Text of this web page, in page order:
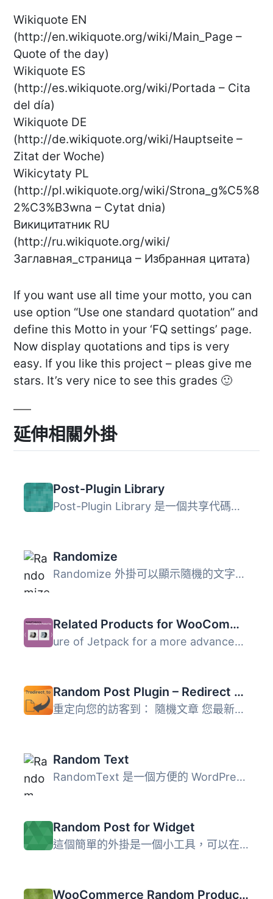
Wikiquote EN
(http://en.wikiquote.org/wiki/Main_Page –
Quote of the day)
Wikiquote ES
(http://es.wikiquote.org/wiki/Portada – Cita
del día)
Wikiquote DE
(http://de.wikiquote.org/wiki/Hauptseite –
Zitat der Woche)
Wikicytaty PL
(http://pl.wikiquote.org/wiki/Strona_g%C5%8
2%C3%B3wna – Cytat dnia)
Викицитатник RU
(http://ru.wikiquote.org/wiki/
Заглавная_страница – Избранная цитата)
If you want use all time your motto, you can
use option “Use one standard quotation” and
define this Motto in your ‘FQ settings’ page.
Now display quotations and tips is very
easy. If you like this project – pleas give me
stars. It’s very nice to see this grades 🙂
延伸相關外掛
Post-Plugin Library
Post-Plugin Library 是一個共享代碼庫，並沒有獨立的功能，...
Randomize
Randomize 外掛可以顯示隨機的文字，您可以在管理後台按類別...
Related Products for WooCommerce
ure of Jetpack for a more advanced and customizable solut...
Random Post Plugin – Redirect URL to Post
重定向您的訪客到： 隨機文章 您最新的文章 您最舊的文章 前...
Random Text
RandomText 是一個方便的 WordPress 外掛，可以讓你保存、編...
Random Post for Widget
這個簡單的外掛是一個小工具，可以在您的側邊欄上顯示一個隨...
WooCommerce Random Product Sorting with Pagination